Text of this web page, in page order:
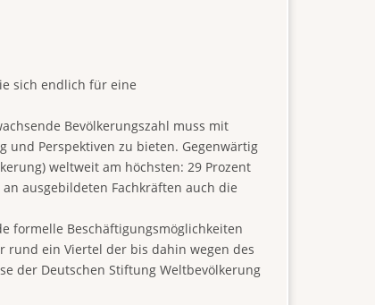
sich endlich für eine
Bevölkerungszahl muss mit
und Perspektiven zu bieten. Gegenwärtig
weltweit am höchsten: 29 Prozent
ausgebildeten Fachkräften auch die
formelle Beschäftigungsmöglichkeiten
rund ein Viertel der bis dahin wegen des
der Deutschen Stiftung Weltbevölkerung